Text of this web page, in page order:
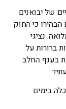
של יבואנים
כי החוק
נציגי
ברורות על
בענף החלב
בימים